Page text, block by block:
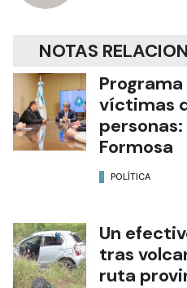
NOTAS
víctimas
Formosa
POLÍTICA
Un
tras
ruta